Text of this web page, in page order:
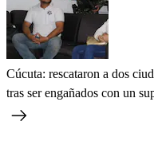
Cúcuta: rescataron a dos
tras ser engañados con un